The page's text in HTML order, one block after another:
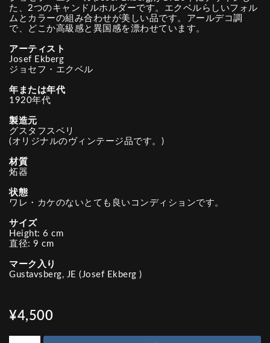
た、2つのキャンドルホルダーです。エクベルらしいフォル
ムとカラーの組み合わせが美しい品です。アールデコ調
で、どこか高級感と異国感を漂わせています。
アーティスト
Josef Ekberg
ジョセフ・エクベル
年または年代
1920年代
製造元
グスタフスベリ
(オリジナルのヴィンテージ品です。)
材質
炻器
状態
ワレ・カケのないとても良いコンディションです。
サイズ
Height: 6 cm
直径: 9 cm
マーク入り
Gustavsberg, JE (Josef Ekberg )
¥4,500